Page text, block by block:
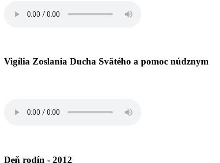
Vigília Zoslania Ducha Svätého a pomoc núdznym
Deň rodín - 2012